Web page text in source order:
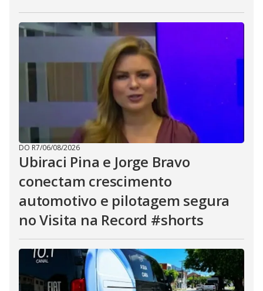
DO R7/06/08/2026
Ubiraci Pina e Jorge Bravo
conectam crescimento
automotivo e pilotagem segura
no Visita na Record #shorts